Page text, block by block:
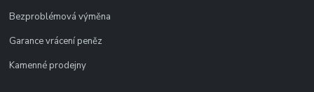
Bezproblémová výměna
Garance vrácení peněz
Kamenné prodejny